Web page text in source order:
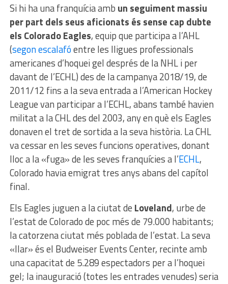
Si hi ha una franquícia amb un seguiment massiu
per part dels seus aficionats és sense cap dubte
els Colorado Eagles, equip que participa a l’AHL
(segon escalafóentre les lligues professionals
americanes d’hoquei gel després de la NHL i per
davant de l’ECHL) des de la campanya 2018/19, de
2011/12 fins a la seva entrada a l’American Hockey
League van participar a l’ECHL, abans també havien
militat a la CHL des del 2003, any en què els Eagles
donaven el tret de sortida a la seva història. La CHL
va cessar en les seves funcions operatives, donant
lloc a la «fuga» de les seves franquícies a l’ECHL,
Colorado havia emigrat tres anys abans del capítol
final.
Els Eagles juguen a la ciutat de Loveland, urbe de
l’estat de Colorado de poc més de 79.000 habitants;
la catorzena ciutat més poblada de l’estat. La seva
«llar» és el Budweiser Events Center, recinte amb
una capacitat de 5.289 espectadors per a l’hoquei
gel; la inauguració (totes les entrades venudes) seria